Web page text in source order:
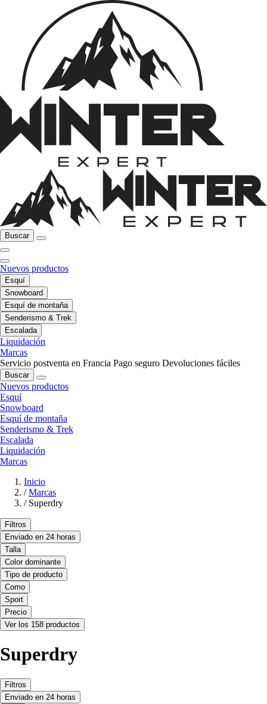
Buscar
Nuevos productos
Esquí
Snowboard
Esquí de montaña
Senderismo & Trek
Escalada
Liquidación
Marcas
Servicio postventa en Francia Pago seguro Devoluciones fáciles
Buscar
Nuevos productos
Esquí
Snowboard
Esquí de montaña
Senderismo & Trek
Escalada
Liquidación
Marcas
Inicio
/ Marcas
/ Superdry
Filtros
Enviado en 24 horas
Talla
Color dominante
Tipo de producto
Como
Sport
Precio
Ver los 158 productos
Superdry
Filtros
Enviado en 24 horas